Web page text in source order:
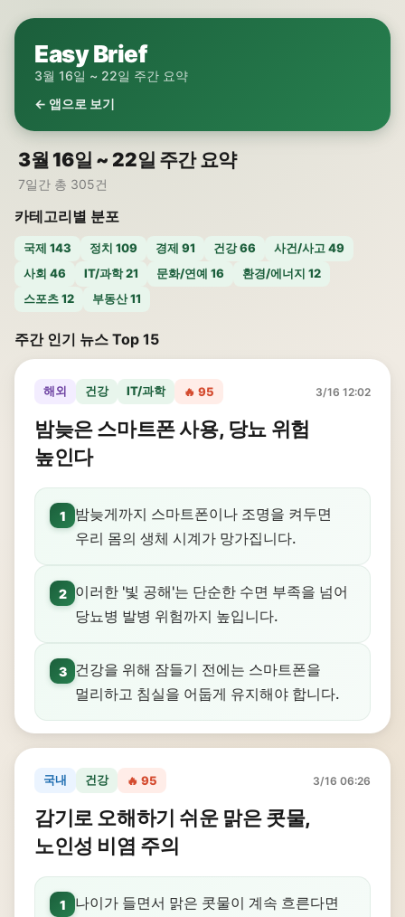
Easy Brief
3월 16일 ~ 22일 주간 요약
← 앱으로 보기
3월 16일 ~ 22일 주간 요약
7일간 총 305건
카테고리별 분포
국제 143 정치 109 경제 91 건강 66
사건/사고 49
사회 46
IT/과학 21 문화/연예 16
환경/에너지 12
스포츠 12
부동산 11
주간 인기 뉴스 Top 15
해외 건강 IT/과학 🔥 95 3/16 12:02
밤늦은 스마트폰 사용, 당뇨 위험
높인다
1
밤늦게까지 스마트폰이나 조명을 켜두면
우리 몸의 생체 시계가 망가집니다.
2
이러한 '빛 공해'는 단순한 수면 부족을 넘어
당뇨병 발병 위험까지 높입니다.
3
건강을 위해 잠들기 전에는 스마트폰을
멀리하고 침실을 어둡게 유지해야 합니다.
국내 건강 🔥 95 3/16 06:26
감기로 오해하기 쉬운 맑은 콧물,
노인성 비염 주의
1
나이가 들면서 맑은 콧물이 계속 흐른다면